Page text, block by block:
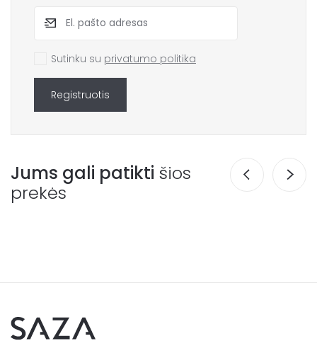
Sutinku su privatumo politika
Registruotis
Jums gali patikti šios
prekės